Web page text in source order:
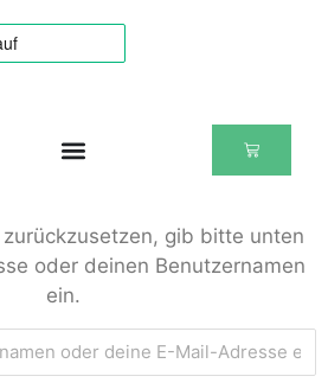
gib bitte unten
oder deinen Benutzernamen
ein.